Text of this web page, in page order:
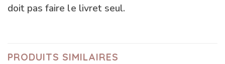
doit pas faire le livret seul.
PRODUITS SIMILAIRES